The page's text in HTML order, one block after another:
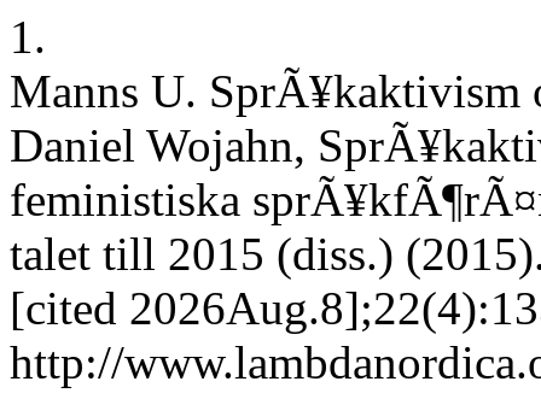
1.
Manns U. SprÃ¥kaktivism
Daniel Wojahn,
feministiska
talet till 2015 (diss.)
[cited
http://